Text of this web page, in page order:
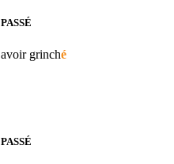
PASSÉ
avoir grinché
PASSÉ